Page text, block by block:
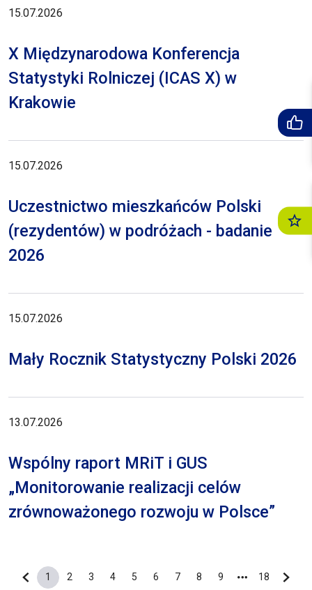
15.07.2026
X Międzynarodowa Konferencja
Statystyki Rolniczej (ICAS X) w
Krakowie
15.07.2026
Uczestnictwo mieszkańców Polski
(rezydentów) w podróżach - badanie
2026
15.07.2026
Mały Rocznik Statystyczny Polski 2026
13.07.2026
Wspólny raport MRiT i GUS
„Monitorowanie realizacji celów
zrównoważonego rozwoju w Polsce”
Poprzednia strona
Bieżąca strona
1
Strona
2
Strona
3
Strona
4
Strona
5
Strona
6
Strona
7
Strona
8
Strona
9
Ostatnia
18